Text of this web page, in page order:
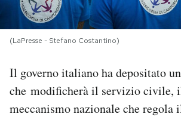
I MIEI PREFERITI
CALENDARIO
(LaPresse - Stefano Costantino)
Il governo italiano ha depositato
che modificherà il servizio civile,
meccanismo nazionale che regola